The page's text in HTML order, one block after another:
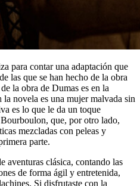
para contar una adaptación que
las que se han hecho de la obra
la obra de Dumas es en la
novela es una mujer malvada sin
es lo que le da un toque
que, por otro lado,
mezcladas con peleas y
parte.
aventuras clásica, contando las
de forma ágil y entretenida,
Si disfrutaste con la